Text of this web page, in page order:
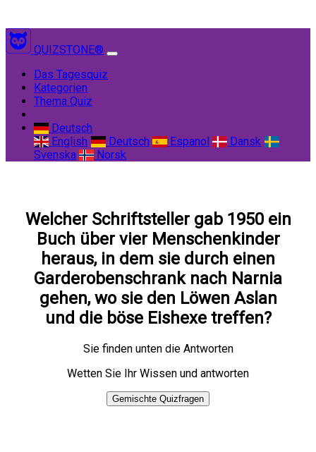
QUIZSTONE®
Das Tagesquiz
Kategorien
Thema Quiz
Deutsch
English
Deutsch Espanol
Dansk
Svenska
Norsk
Welcher Schriftsteller gab 1950 ein
Buch über vier Menschenkinder
heraus, in dem sie durch einen
Garderobenschrank nach Narnia
gehen, wo sie den Löwen Aslan
und die böse Eishexe treffen?
Sie finden unten die Antworten
Wetten Sie Ihr Wissen und antworten
Gemischte Quizfragen